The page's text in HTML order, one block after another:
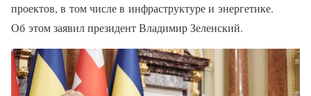
проектов, в том числе в инфраструктуре и энергетике.
Об этом заявил президент Владимир Зеленский.